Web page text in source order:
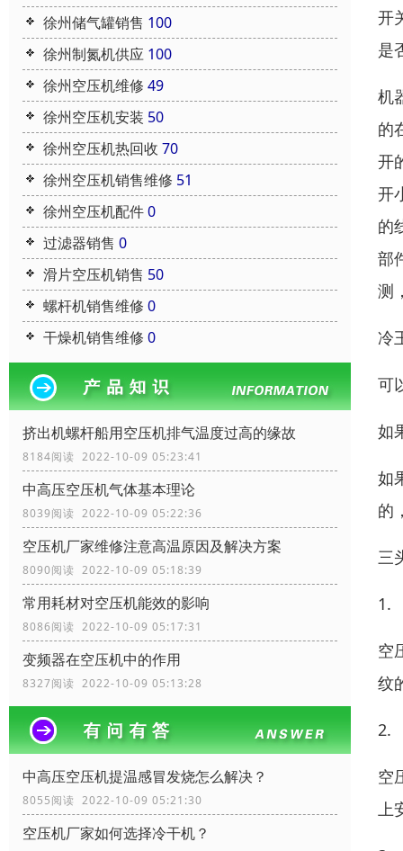
徐州储气罐销售 100
徐州制氮机供应 100
徐州空压机维修 49
徐州空压机安装 50
徐州空压机热回收 70
徐州空压机销售维修 51
徐州空压机配件0
过滤器销售 0
滑片空压机销售 50
螺杆机销售维修 0
干燥机销售维修 0
挤出机螺杆船用空压机排气温度过高的缘故
8184阅读 2022-10-09 05:23:41
中高压空压机气体基本理论
8039阅读 2022-10-09 05:22:36
空压机厂家维修注意高温原因及解决方案
8090阅读 2022-10-09 05:18:39
常用耗材对空压机能效的影响
8086阅读 2022-10-09 05:17:31
变频器在空压机中的作用
8327阅读 2022-10-09 05:13:28
中高压空压机提温感冒发烧怎么解决？
8055阅读 2022-10-09 05:21:30
空压机厂家如何选择冷干机？
开
是
机
的
开
开
的
部
测
冷
可
如
如
的
三
1.
空
纹
2.
空
上